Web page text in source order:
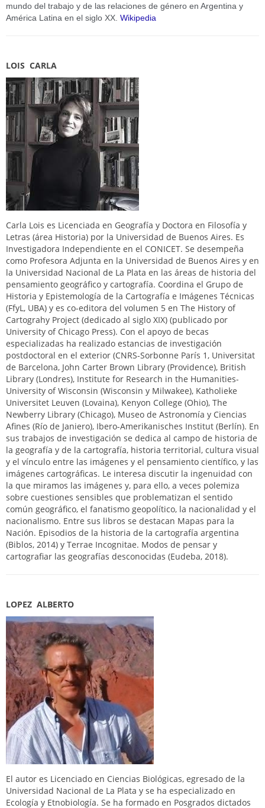
mundo del trabajo y de las relaciones de género en Argentina y
América Latina en el siglo XX. Wikipedia
LOIS CARLA
Carla Lois es Licenciada en Geografía y Doctora en Filosofía y
Letras (área Historia) por la Universidad de Buenos Aires. Es
Investigadora Independiente en el CONICET. Se desempeña
como Profesora Adjunta en la Universidad de Buenos Aires y en
la Universidad Nacional de La Plata en las áreas de historia del
pensamiento geográfico y cartografía. Coordina el Grupo de
Historia y Epistemología de la Cartografía e Imágenes Técnicas
(FfyL, UBA) y es co-editora del volumen 5 en The History of
Cartograhy Project (dedicado al siglo XIX) (publicado por
University of Chicago Press). Con el apoyo de becas
especializadas ha realizado estancias de investigación
postdoctoral en el exterior (CNRS-Sorbonne París 1, Universitat
de Barcelona, John Carter Brown Library (Providence), British
Library (Londres), Institute for Research in the Humanities-
University of Wisconsin (Wisconsin y Milwakee), Katholieke
Universitet Leuven (Lovaina), Kenyon College (Ohio), The
Newberry Library (Chicago), Museo de Astronomía y Ciencias
Afines (Río de Janiero), Ibero-Amerikanisches Institut (Berlín). En
sus trabajos de investigación se dedica al campo de historia de
la geografía y de la cartografía, historia territorial, cultura visual
y el vínculo entre las imágenes y el pensamiento científico, y las
imágenes cartográficas. Le interesa discutir la ingenuidad con
la que miramos las imágenes y, para ello, a veces polemiza
sobre cuestiones sensibles que problematizan el sentido
común geográfico, el fanatismo geopolítico, la nacionalidad y el
nacionalismo. Entre sus libros se destacan Mapas para la
Nación. Episodios de la historia de la cartografía argentina
(Biblos, 2014) y Terrae Incognitae. Modos de pensar y
cartografiar las geografías desconocidas (Eudeba, 2018).
LOPEZ ALBERTO
El autor es Licenciado en Ciencias Biológicas, egresado de la
Universidad Nacional de La Plata y se ha especializado en
Ecología y Etnobiología. Se ha formado en Posgrados dictados